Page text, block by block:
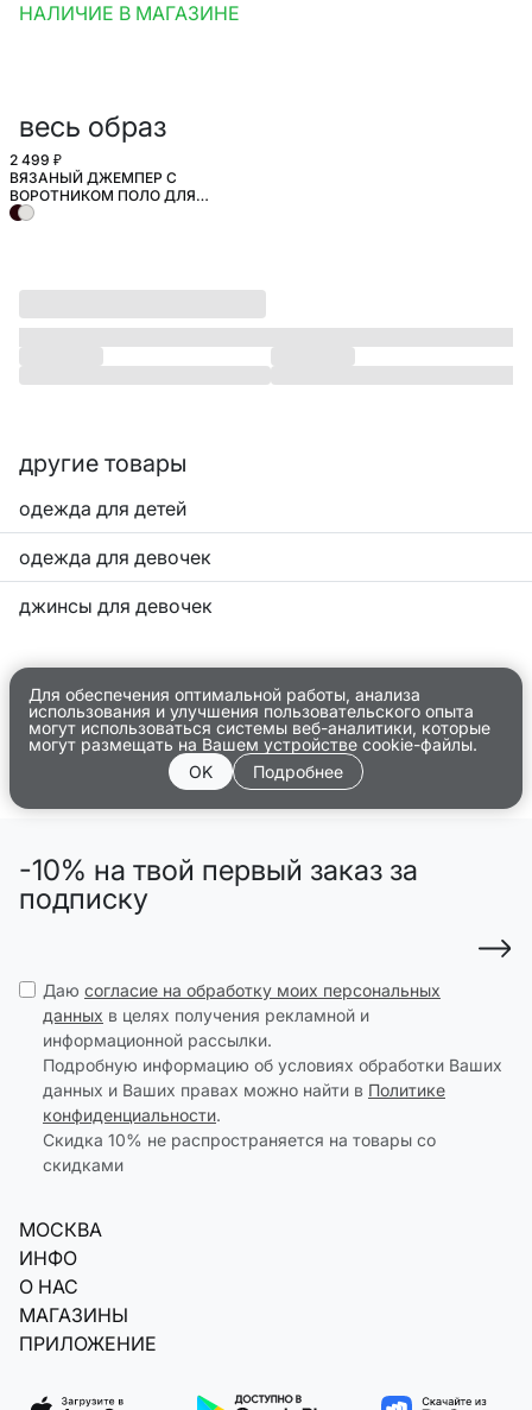
НАЛИЧИЕ В МАГАЗИНЕ
весь образ
2 499 ₽
ВЯЗАНЫЙ ДЖЕМПЕР С
ВОРОТНИКОМ ПОЛО ДЛЯ
ДЕВОЧЕК
другие товары
одежда для детей
одежда для девочек
джинсы для девочек
Для обеспечения оптимальной работы, анализа
использования и улучшения пользовательского опыта
могут использоваться системы веб-аналитики, которые
могут размещать на Вашем устройстве cookie-файлы.
OK
Подробнее
-10% на твой первый заказ за
подписку
Даю согласие на обработку моих персональных
данных в целях получения рекламной и
информационной рассылки.
Подробную информацию об условиях обработки Ваших
данных и Ваших правах можно найти в Политике
конфиденциальности.
Скидка 10% не распространяется на товары со
скидками
МОСКВА
ИНФО
О НАС
МАГАЗИНЫ
ПРИЛОЖЕНИЕ